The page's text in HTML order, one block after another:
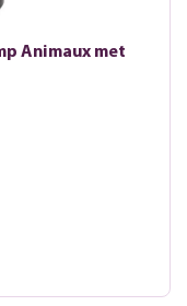
Animaux met